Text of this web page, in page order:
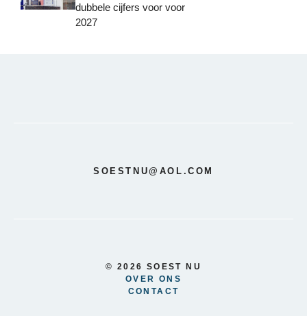
dubbele cijfers voor voor
2027
SOESTNU@AOL.COM
© 2026 SOEST NU
OVER ONS
CONTACT